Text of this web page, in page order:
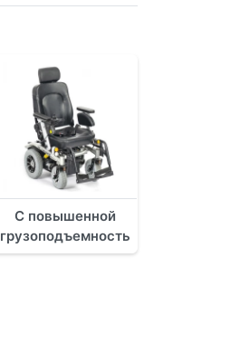
С повышенной
грузоподъемностью